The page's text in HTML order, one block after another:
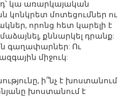
կա առարկայական
կոնկրետ մոտեցումներ ու
որոնց հետ կարելի է
քննարկել դրանք:
գաղափարներ: Ու
միջուկ:
ի՞նչ է խոստանում
խոստանում է